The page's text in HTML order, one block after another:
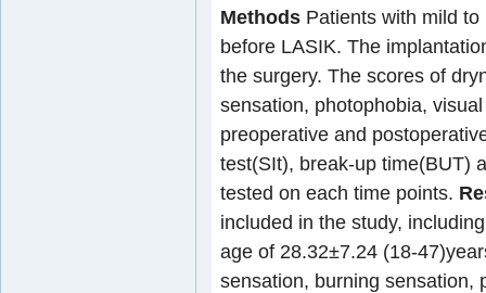
Methods Patients with mild
before LASIK. The
the surgery. The scores of
sensation, photophobia,
preoperative and
test(SIt), break-up time(BUT)
tested on each time points.
included in the study,
age of 28.32±7.24 (18-
sensation, burning sensation,